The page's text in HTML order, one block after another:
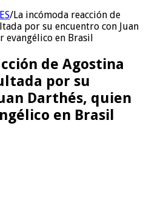
/La incómoda reacción de
por su encuentro con Juan
evangélico en Brasil
de Agostina
por su
Darthés, quien
en Brasil